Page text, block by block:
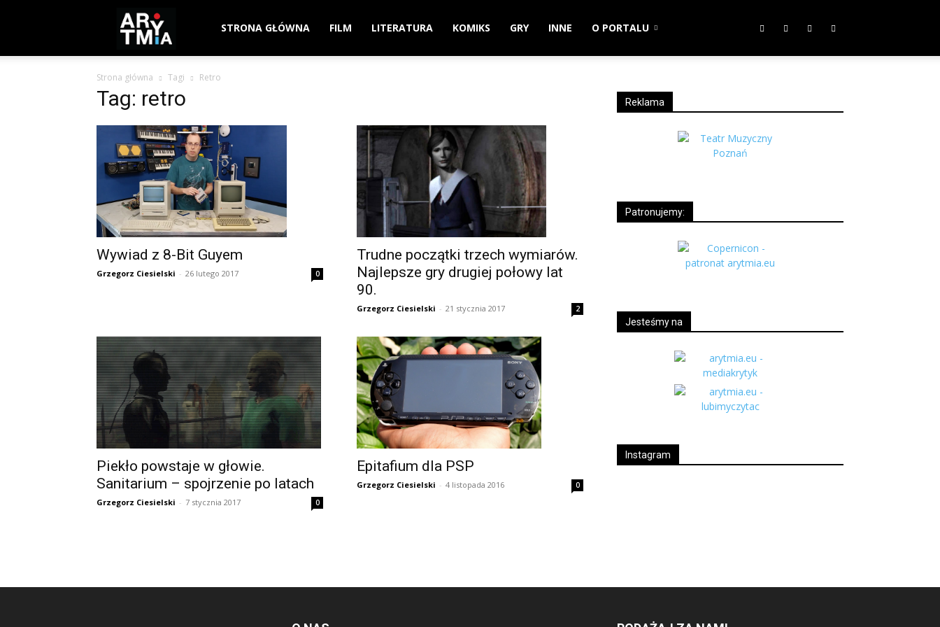
arytmia.eu
STRONA GŁÓWNA FILM LITERATURA KOMIKS GRY INNE O PORTALU
Strona główna Tagi Retro
Tag: retro
Wywiad z 8-Bit Guyem
Grzegorz Ciesielski - 26 lutego 2017 0
Trudne początki trzech wymiarów.
Najlepsze gry drugiej połowy lat
90.
Grzegorz Ciesielski - 21 stycznia 2017 2
Piekło powstaje w głowie.
Sanitarium – spojrzenie po latach
Grzegorz Ciesielski - 7 stycznia 2017 0
Epitafium dla PSP
Grzegorz Ciesielski - 4 listopada 2016 0
Reklama
Patronujemy:
Jesteśmy na
Instagram